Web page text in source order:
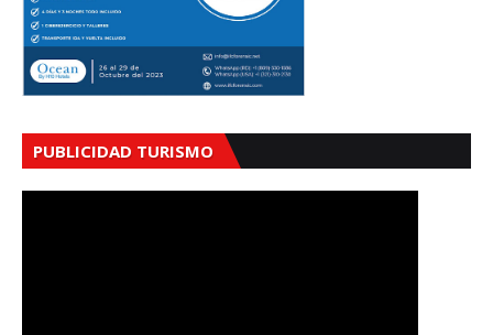
PUBLICIDAD TURISMO